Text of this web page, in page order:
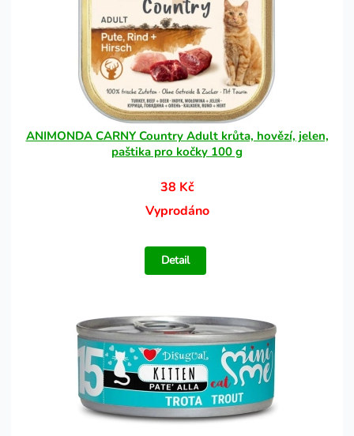
ANIMONDA CARNY Country Adult krůta, hovězí, jelen,
paštika pro kočky 100 g
38 Kč
Vyprodáno
Detail